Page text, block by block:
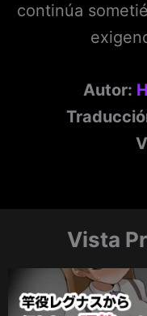
continúa
Autor:
Vista